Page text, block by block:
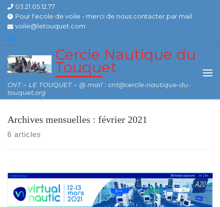
Skip to content
03.21.05.12.77
Pour l'ecole de voile - merci de nous contacter par mail :
voile@letouquet.com
Cercle Nautique du
Touquet
CNT – LE TOUQUET – @ mail : cnt@cercle-nautique-du-
touquet.org
Archives mensuelles : février 2021
6 articles